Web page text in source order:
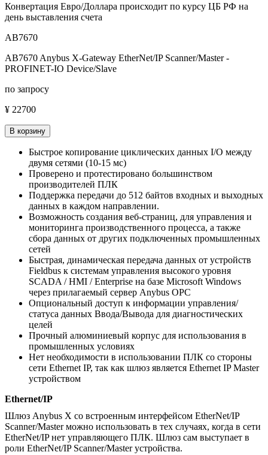
Конвертация Евро/Доллара происходит по курсу ЦБ РФ на
день выставления счета
AB7670
AB7670 Anybus X-Gateway EtherNet/IP Scanner/Master -
PROFINET-IO Device/Slave
по запросу
¥ 22700
В корзину
Быстрое копирование циклических данных I/O между
двумя сетями (10-15 мс)
Проверено и протестировано большинством
производителей ПЛК
Поддержка передачи до 512 байтов входных и выходных
данных в каждом направлении.
Возможность создания веб-страниц, для управления и
мониторинга производственного процесса, а также
сбора данных от других подключенных промышленных
сетей
Быстрая, динамическая передача данных от устройств
Fieldbus к системам управления высокого уровня
SCADA / HMI / Enterprise на базе Microsoft Windows
через прилагаемый сервер Anybus OPC
Опциональный доступ к информации управления/
статуса данных Ввода/Вывода для диагностических
целей
Прочный алюминиевый корпус для использования в
промышленных условиях
Нет необходимости в использовании ПЛК со стороны
сети Ethernet IP, так как шлюз является Ethernet IP Master
устройством
Ethernet/IP
Шлюз Anybus X со встроенным интерфейсом EtherNet/IP
Scanner/Master можно использовать в тех случаях, когда в сети
EtherNet/IP нет управляющего ПЛК. Шлюз сам выступает в
роли EtherNet/IP Scanner/Master устройства.